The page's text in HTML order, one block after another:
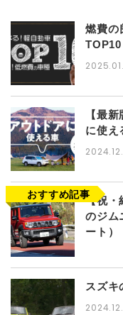
燃費の
【最
に使え
【祝・
のジム
ート）
スズキ